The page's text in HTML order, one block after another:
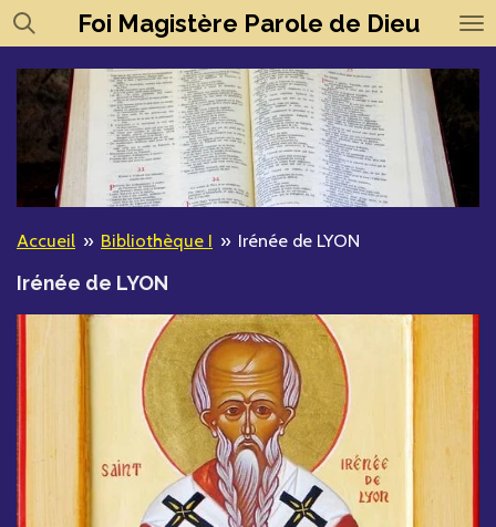
Passer
au
contenu
principal
Foi Magistère Parole de Dieu
Accueil » Bibliothèque I » Irénée de LYON
Irénée de LYON